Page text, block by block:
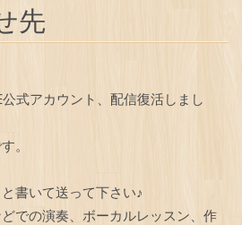
先
式アカウント、配信復活しまし
。
書いて送って下さい♪
での演奏、ボーカルレッスン、作